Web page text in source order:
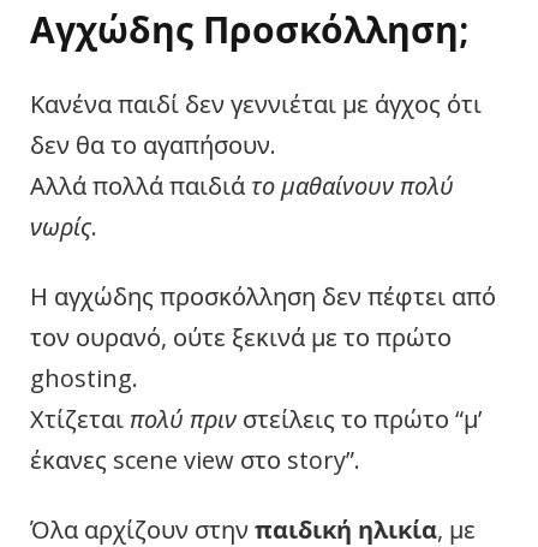
Αγχώδης Προσκόλληση;
Κανένα παιδί δεν γεννιέται με άγχος ότι
δεν θα το αγαπήσουν.
Αλλά πολλά παιδιά το μαθαίνουν πολύ
νωρίς.
Η αγχώδης προσκόλληση δεν πέφτει από
τον ουρανό, ούτε ξεκινά με το πρώτο
ghosting.
Χτίζεται πολύ πριν στείλεις το πρώτο “μ’
έκανες scene view στο story”.
Όλα αρχίζουν στην παιδική ηλικία, με